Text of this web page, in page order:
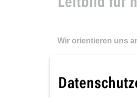
Wir orientieren uns